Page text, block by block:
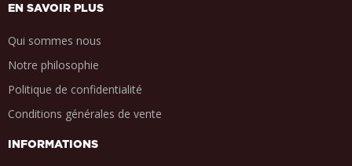
EN SAVOIR PLUS
Qui sommes nous
Notre philosophie
Politique de confidentialité
Conditions générales de vente
INFORMATIONS